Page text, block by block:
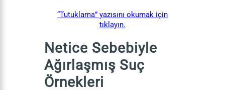
“Tutuklama” yazısını okumak için
tıklayın.
Netice Sebebiyle
Ağırlaşmış Suç
Örnekleri